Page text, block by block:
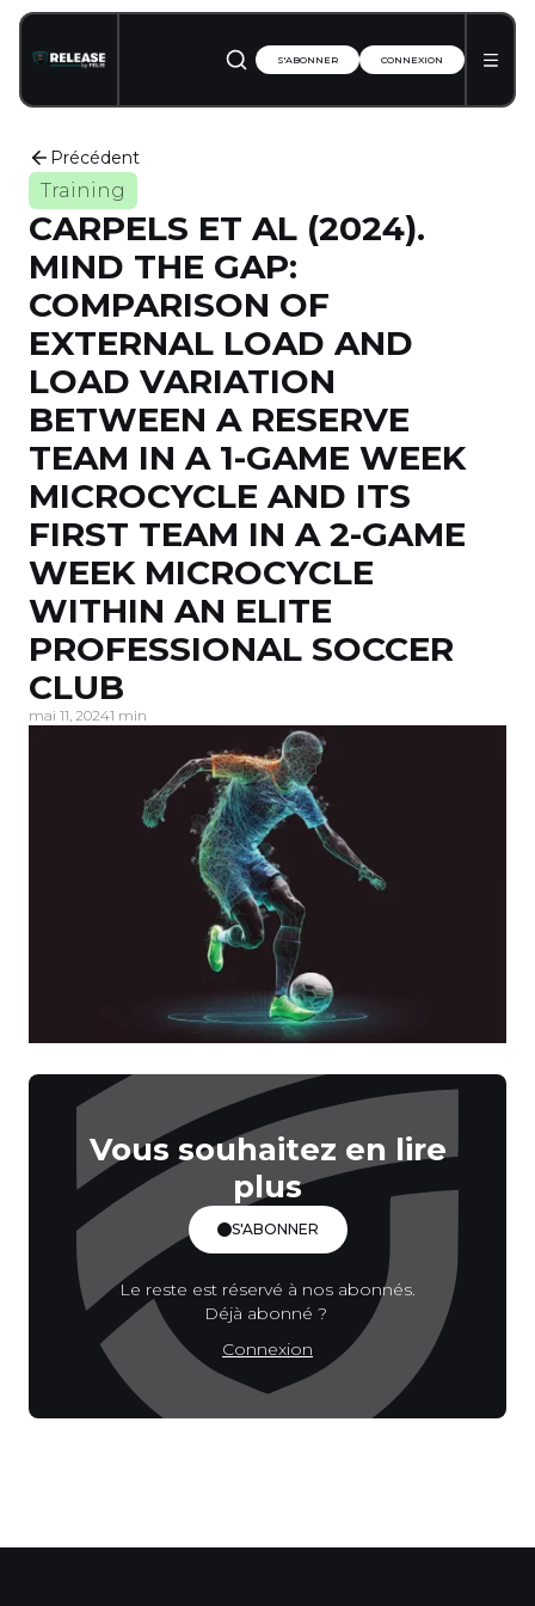
S'ABONNER CONNEXION
Précédent
Training
CARPELS ET AL (2024).
MIND THE GAP:
COMPARISON OF
EXTERNAL LOAD AND
LOAD VARIATION
BETWEEN A RESERVE
TEAM IN A 1-GAME WEEK
MICROCYCLE AND ITS
FIRST TEAM IN A 2-GAME
WEEK MICROCYCLE
WITHIN AN ELITE
PROFESSIONAL SOCCER
CLUB
mai 11, 20241 min
Vous souhaitez en lire
plus
S'ABONNER
Le reste est réservé à nos abonnés.
Déjà abonné ?
Connexion